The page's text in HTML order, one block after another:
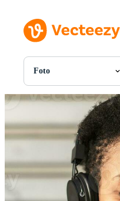
Foto
Tutte Immagini
Foto
PSDs
SVGs
Modelli
Vettori
Videos
Motion graphics
Immagini Editoriali